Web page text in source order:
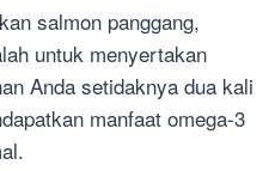
salmon panggang,
untuk menyertakan
Anda setidaknya dua kali
manfaat omega-3